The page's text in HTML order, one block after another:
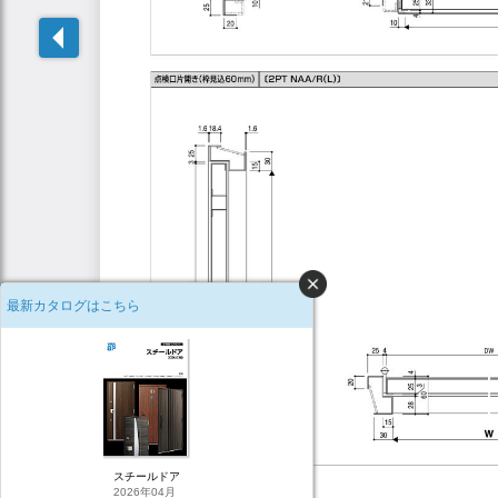
最新カタログはこちら
スチールドア
2026年04月